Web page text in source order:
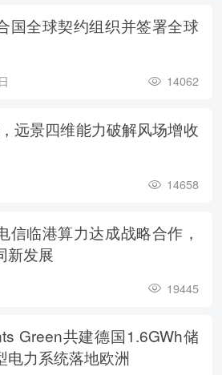
国全球契约组织并签署全球
14062
远景四维能力破解风场增收
14658
信临港算力达成战略合作，
新发展
19445
Green共建德国1.6GWh储
电力系统落地欧洲